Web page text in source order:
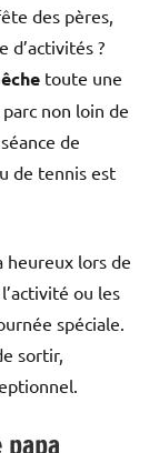
des pères,
d’activités ?
toute une
non loin de
de
de tennis est
heureux lors de
ou les
spéciale.
sortir,